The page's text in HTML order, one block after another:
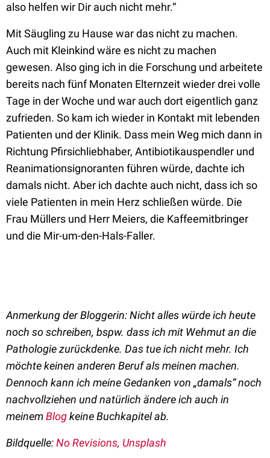
also helfen wir Dir auch nicht mehr.“
Mit Säugling zu Hause war das nicht zu machen.
Auch mit Kleinkind wäre es nicht zu machen
gewesen. Also ging ich in die Forschung und arbeitete
bereits nach fünf Monaten Elternzeit wieder drei volle
Tage in der Woche und war auch dort eigentlich ganz
zufrieden. So kam ich wieder in Kontakt mit lebenden
Patienten und der Klinik. Dass mein Weg mich dann in
Richtung Pfirsichliebhaber, Antibiotikauspendler und
Reanimationsignoranten führen würde, dachte ich
damals nicht. Aber ich dachte auch nicht, dass ich so
viele Patienten in mein Herz schließen würde. Die
Frau Müllers und Herr Meiers, die Kaffeemitbringer
und die Mir-um-den-Hals-Faller.
Anmerkung der Bloggerin: Nicht alles würde ich heute
noch so schreiben, bspw. dass ich mit Wehmut an die
Pathologie zurückdenke. Das tue ich nicht mehr. Ich
möchte keinen anderen Beruf als meinen machen.
Dennoch kann ich meine Gedanken von „damals“ noch
nachvollziehen und natürlich ändere ich auch in
meinemBlogkeine Buchkapitel ab.
Bildquelle:No Revisions, Unsplash